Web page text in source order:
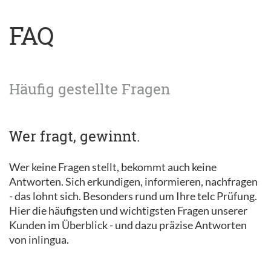
FAQ
Häufig gestellte Fragen
Wer fragt, gewinnt.
Wer keine Fragen stellt, bekommt auch keine
Antworten. Sich erkundigen, informieren, nachfragen
- das lohnt sich. Besonders rund um Ihre telc Prüfung.
Hier die häufigsten und wichtigsten Fragen unserer
Kunden im Überblick - und dazu präzise Antworten
von inlingua.